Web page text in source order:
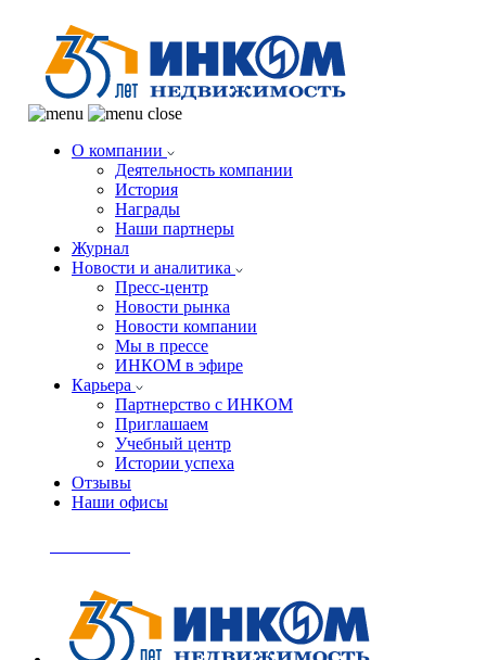
О компании
Деятельность компании
История
Награды
Наши партнеры
Журнал
Новости и аналитика
Пресс-центр
Новости рынка
Новости компании
Мы в прессе
ИНКОМ в эфире
Карьера
Партнерство с ИНКОМ
Приглашаем
Учебный центр
Истории успеха
Отзывы
Наши офисы